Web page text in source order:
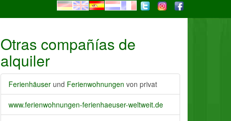
Otras compañías de
alquiler
Ferienhäuser und Ferienwohnungen von privat
www.ferienwohnungen-ferienhaeuser-weltweit.de